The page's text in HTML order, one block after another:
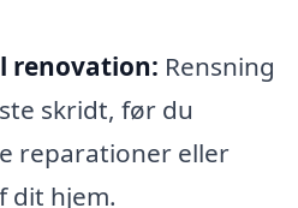
renovation: Rensning
skridt, før du
reparationer eller
dit hjem.